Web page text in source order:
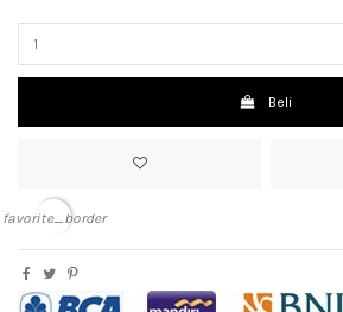
Beli
favorite_border